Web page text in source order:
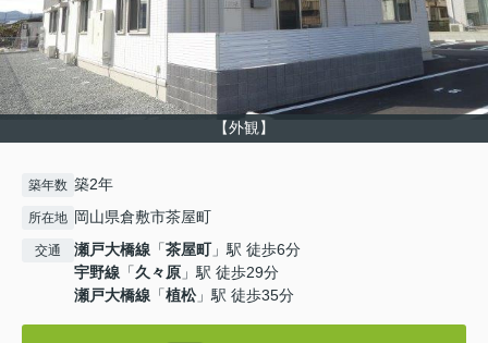
【外観】
築年数 築2年
所在地 岡山県倉敷市茶屋町
交通 瀬戸大橋線 「茶屋町」駅 徒歩6分
宇野線 「久々原 」駅 徒歩29分
瀬戸大橋線 「植松」駅 徒歩35分